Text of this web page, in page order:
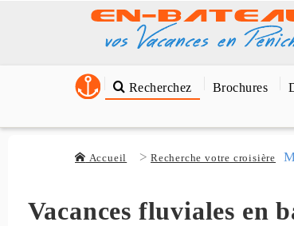
Recherchez Brochures
Accueil Recherche votre croisière
Vacances fluviales en